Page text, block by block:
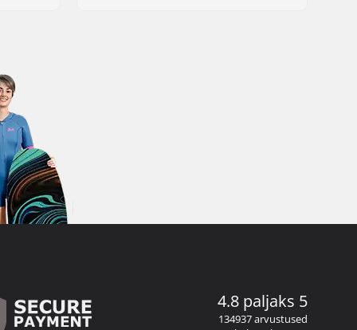
4.8 paljaks 5
134937 arvustused